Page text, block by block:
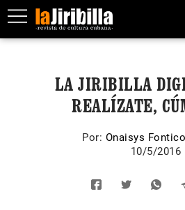
LA JIRIBILLA
REALÍZATE,
Por: Onaisys
10/5/2016